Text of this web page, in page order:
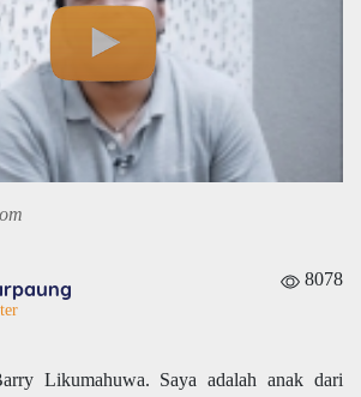
8078
Likumahuwa. Saya adalah anak dari